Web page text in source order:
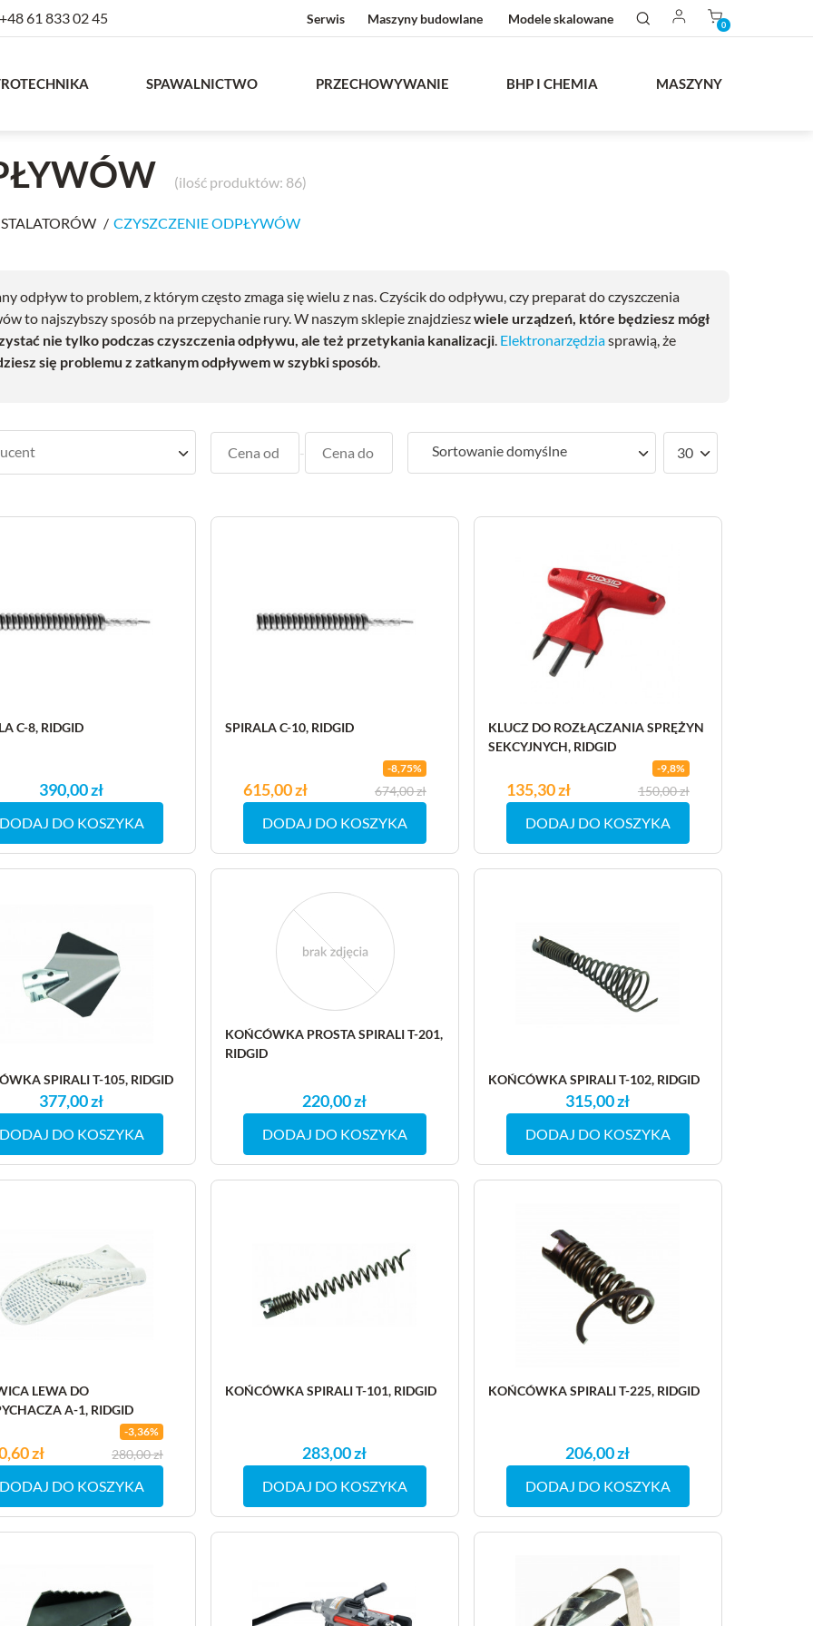
+48 61 833 02 45 Serwis Maszyny budowlane Modele skalowane 0
SPAWALNICTWO PRZECHOWYWANIE BHP I CHEMIA MASZYNY
(ilość produktów: 86)
CZYSZCZENIE ODPŁYWÓW
odpływ to problem, z którym często zmaga się wielu z nas. Czyścik do odpływu, czy preparat do czyszczenia
to najszybszy sposób na przepychanie rury. W naszym sklepie znajdzieszwiele urządzeń, które będziesz mógł
nie tylko podczas czyszczenia odpływu, ale też przetykania kanalizacji. Elektronarzędziasprawią, że
się problemu z zatkanym odpływem w szybki sposób.
- Sortowanie domyślne 30
C-8, RIDGID
390,00 zł
DODAJ DO KOSZYKA
SPIRALA C-10, RIDGID
-8,75%
Cena
615,00 zł
Cena podstawowa 674,00 zł
DODAJ DO KOSZYKA
KLUCZ DO ROZŁĄCZANIA SPRĘŻYN
SEKCYJNYCH, RIDGID
-9,8%
Cena
135,30 zł
Cena podstawowa 150,00 zł
DODAJ DO KOSZYKA
SPIRALI T-105, RIDGID
377,00 zł
DODAJ DO KOSZYKA
KOŃCÓWKA PROSTA SPIRALI T-201,
RIDGID
220,00 zł
DODAJ DO KOSZYKA
KOŃCÓWKA SPIRALI T-102, RIDGID
315,00 zł
DODAJ DO KOSZYKA
LEWA DO
A-1, RIDGID
-3,36%
zł
podstawowa 280,00 zł
DODAJ DO KOSZYKA
KOŃCÓWKA SPIRALI T-101, RIDGID
283,00 zł
DODAJ DO KOSZYKA
KOŃCÓWKA SPIRALI T-225, RIDGID
206,00 zł
DODAJ DO KOSZYKA